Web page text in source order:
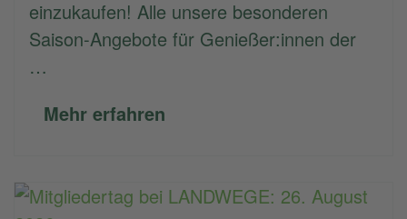
einzukaufen! Alle unsere besonderen
Saison-Angebote für Genießer:innen der
…
Mehr erfahren